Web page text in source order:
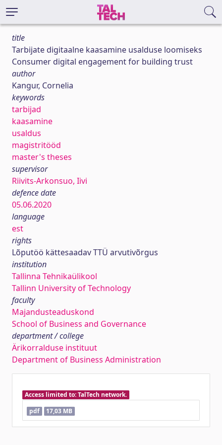
title
Tarbijate digitaalne kaasamine usalduse loomiseks
Consumer digital engagement for building trust
author
Kangur, Cornelia
keywords
tarbijad
kaasamine
usaldus
magistritööd
master's theses
supervisor
Riivits-Arkonsuo, Iivi
defence date
05.06.2020
language
est
rights
Lõputöö kättesaadav TTÜ arvutivõrgus
institution
Tallinna Tehnikaülikool
Tallinn University of Technology
faculty
Majandusteaduskond
School of Business and Governance
department / college
Ärikorralduse instituut
Department of Business Administration
Access limited to: TalTech network.
pdf
17,03 MB